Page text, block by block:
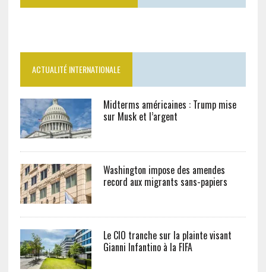
ACTUALITÉ INTERNATIONALE
Midterms américaines : Trump mise
sur Musk et l’argent
Washington impose des amendes
record aux migrants sans-papiers
Le CIO tranche sur la plainte visant
Gianni Infantino à la FIFA